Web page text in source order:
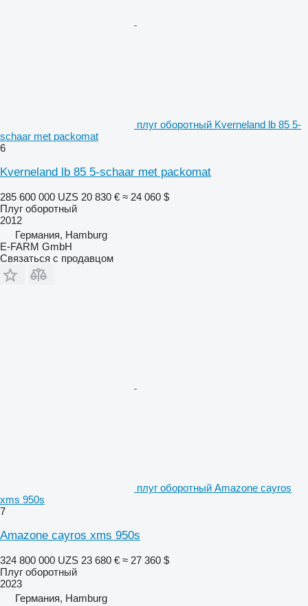
плуг оборотный Kverneland lb 85 5-
schaar met packomat
6
Kverneland lb 85 5-schaar met packomat
285 600 000 UZS 20 830 € ≈ 24 060 $
Плуг оборотный
2012
Германия, Hamburg
E-FARM GmbH
Связаться с продавцом
плуг оборотный Amazone cayros
xms 950s
7
Amazone cayros xms 950s
324 800 000 UZS 23 680 € ≈ 27 360 $
Плуг оборотный
2023
Германия, Hamburg